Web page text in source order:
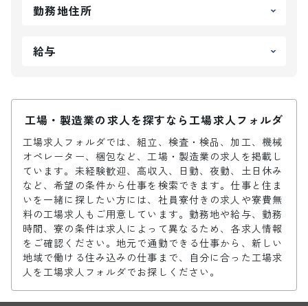
勤務地住所
給与
工場・製造業の求人を探すなら工場求人フォルダ
工場求人フォルダでは、組立、検査・検品、加工、機械
オペレーター、梱包など、工場・製造業の求人を掲載し
ています。未経験歓迎、高収入、日勤、夜勤、土日休み
など、希望の条件から仕事を検索できます。仕事と住ま
いを一緒に探したい方には、社員寮付きの求人や寮費無
料の工場求人もご用意しています。勤務地や給与、勤務
時間、寮の条件は求人によって異なるため、各求人情報
をご確認ください。地元で通勤できる仕事から、新しい
地域で働ける住み込みの仕事まで、自分に合った工場求
人を工場求人フォルダでお探しください。